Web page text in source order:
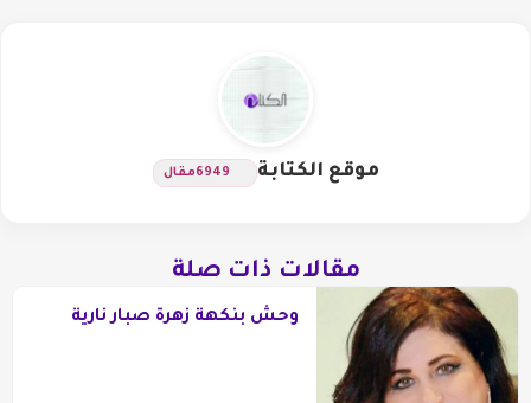
موقع الكتابة 6949مقال
مقالات ذات صلة
وحش بنكهة زهرة صبار نارية